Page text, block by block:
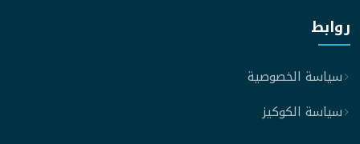
روابط
سياسة الخصوصية
سياسة الكوكيز